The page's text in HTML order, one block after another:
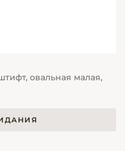
овальная малая,